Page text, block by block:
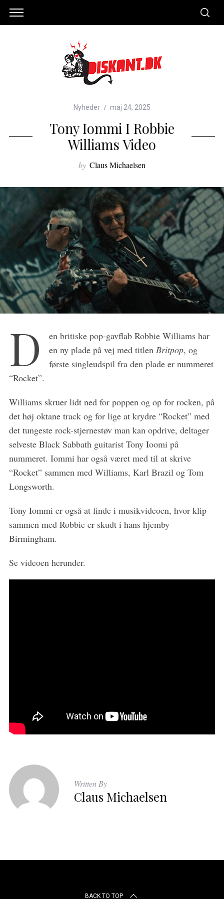
Nyheder maj 24, 2025
Tony Iommi I Robbie
Williams Video
by Claus Michaelsen
D
en britiske pop-gavflab Robbie Williams har
en ny plade på vej med titlen Britpop, og
første singleudspil fra den plade er nummeret
“Rocket”.
Williams skruer lidt ned for poppen og op for rocken, på
det høj oktane track og for lige at krydre “Rocket” med
det tungeste rock-stjernestøv man kan opdrive, deltager
selveste Black Sabbath guitarist Tony Ioomi på
nummeret. Iommi har også været med til at skrive
“Rocket” sammen med Williams, Karl Brazil og Tom
Longsworth.
Tony Iommi er også at finde i musikvideoen, hvor klip
sammen med Robbie er skudt i hans hjemby
Birmingham.
Se videoen herunder.
Written By
Claus Michaelsen
BACK TO TOP
e
c
h
f
o
: